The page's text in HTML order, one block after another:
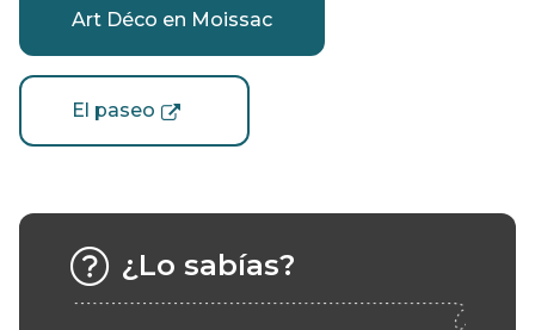
Art Déco en Moissac
El paseo
¿Lo sabías?